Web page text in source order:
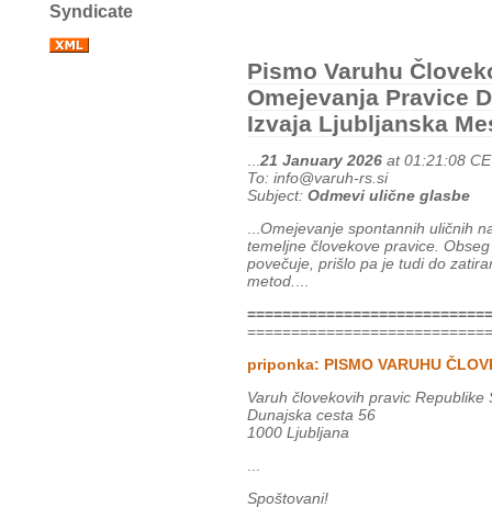
Syndicate
Pismo Varuhu
Omejevanja Pravice
Izvaja Ljubljanska
...21 January 2026 at 01:21:08
To: info@varuh-rs.si
Subject: Odmevi ulične glasbe
...Omejevanje spontannih uličnih
temeljne človekove pravice.
povečuje, prišlo pa je tudi do
metod....
priponka: PISMO VARUHU
Varuh človekovih pravic Republike
Dunajska cesta 56
1000 Ljubljana
...
Spoštovani!